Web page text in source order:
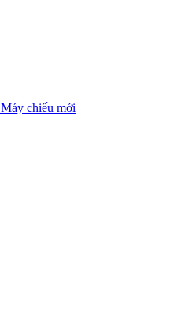
Máy chiếu mới